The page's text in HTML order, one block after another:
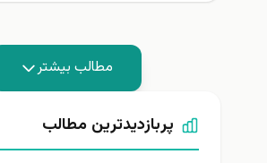
مطالب بیشتر
پربازدیدترین مطالب